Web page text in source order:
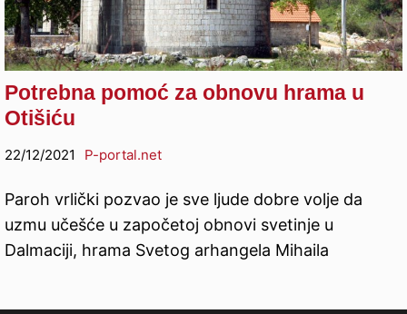
Potrebna pomoć za obnovu hrama u
Otišiću
22/12/2021 P-portal.net
Paroh vrlički pozvao je sve ljude dobre volje da
uzmu učešće u započetoj obnovi svetinje u
Dalmaciji, hrama Svetog arhangela Mihaila